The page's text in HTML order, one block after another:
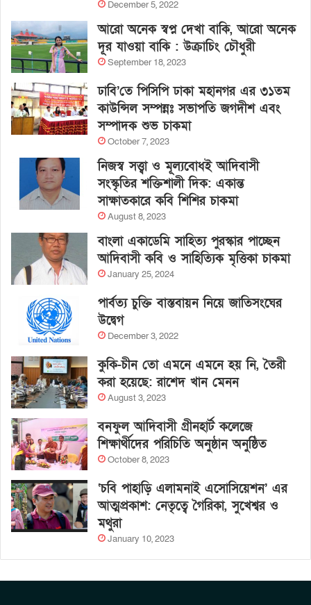
December 5, 2022
আরো অনেক স্বপ্ন দেখা বাকি, আরো অনেক
দূর যাওয়া বাকি : উক্রাচিং চৌধুরী
September 18, 2023
ঢাবি’তে পিসিপি ঢাকা মহানগর এর ৩১তম
কাউন্সিল সম্পন্নঃ সভাপতি জগদীশ এবং
সম্পাদক শুভ চাকমা
October 7, 2023
নিজস্ব সত্ত্বা ও মূল্যবোধই আদিবাসী
সংস্কৃতির শক্তিশালী দিক: একান্ত
সাক্ষাতকারে কবি শিশির চাকমা
August 8, 2023
বাংলা একাডেমি সাহিত্য পুরস্কার পাচ্ছেন
আদিবাসী কবি ও সাহিত্যিক মৃত্তিকা চাকমা
January 25, 2024
পার্বত্য চুক্তি বাস্তবায়ন নিয়ে জাতিসংঘের
উদ্বেগ
December 3, 2022
কুকি-চীন তো এমনে এমনে হয় নি, তৈরী
করা হয়েছে: রাশেদ খান মেনন
August 3, 2023
বনফুল আদিবাসী গ্রীনহার্ট কলেজে
শিক্ষার্থীদের পরিচিতি অনুষ্ঠান অনুষ্ঠিত
October 8, 2023
‘চবি পাহাড়ি এলামনাই এসোসিয়েশন’ এর
আত্মপ্রকাশ: নেতৃত্বে গৈরিকা, সুখেশ্বর ও
মথুরা
January 10, 2023